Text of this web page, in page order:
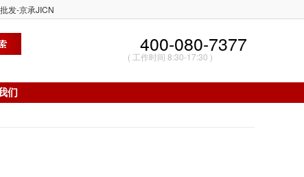
发-京承JICN
400-080-7377
( 工作时间 8:30-17:30 )
们